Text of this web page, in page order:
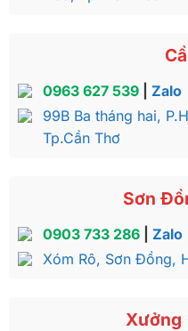
0963 627 539| Zalo
99B Ba tháng hai,
Tp.Cần Thơ
Sơn
0903 733 286| Zalo
Xóm Rô, Sơn Đồng,
Xưởng